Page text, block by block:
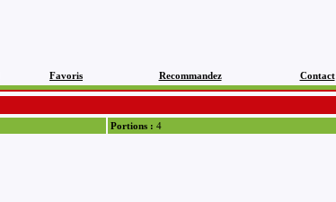
Favoris Recommandez Contact
Portions : 4